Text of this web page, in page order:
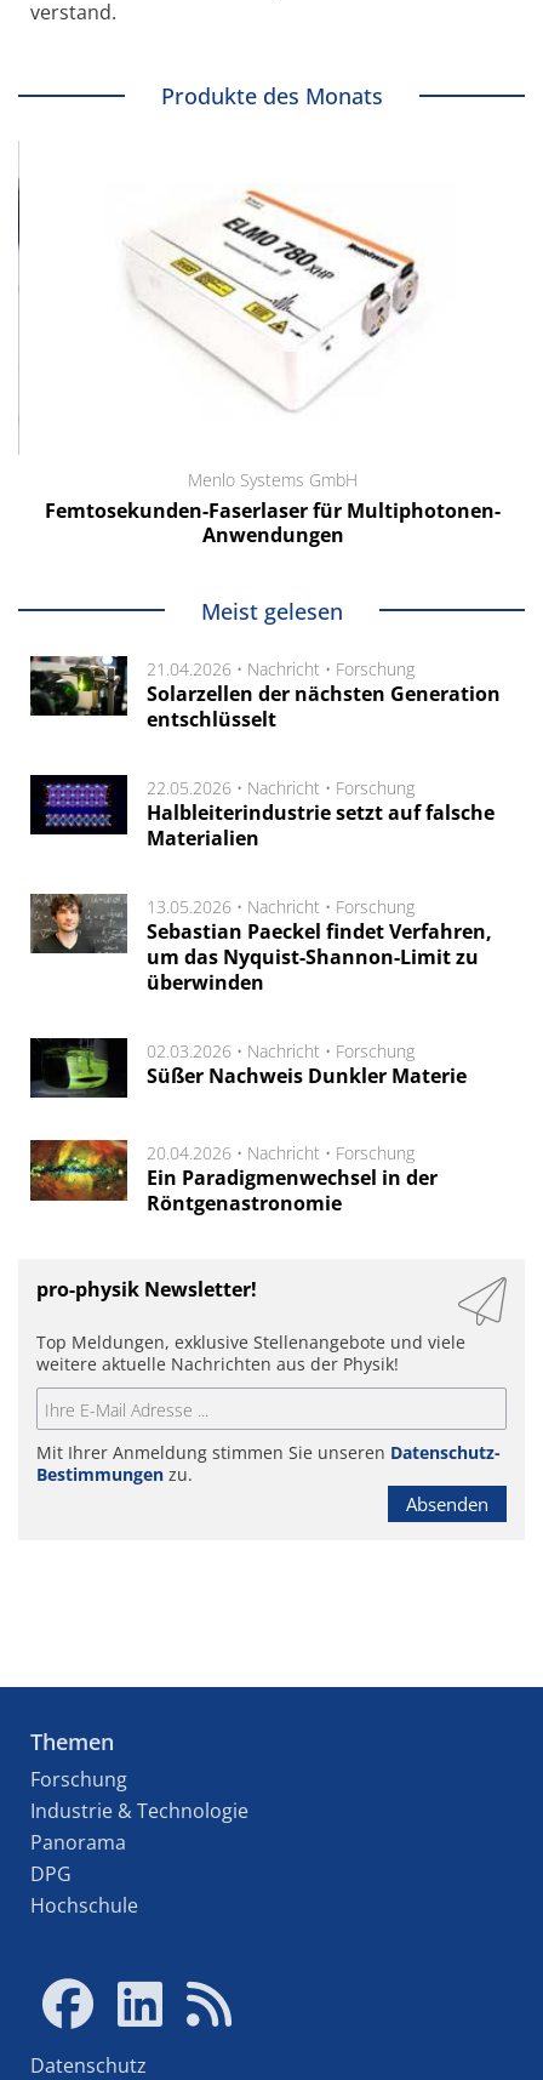
verstand.
Produkte des Monats
Menlo Systems GmbH
Femtosekunden-Faserlaser für Multiphotonen-
Anwendungen
Meist gelesen
21.04.2026 • Nachricht • Forschung
Solarzellen der nächsten Generation
entschlüsselt
22.05.2026 • Nachricht • Forschung
Halbleiterindustrie setzt auf falsche
Materialien
13.05.2026 • Nachricht • Forschung
Sebastian Paeckel findet Verfahren,
um das Nyquist-Shannon-Limit zu
überwinden
02.03.2026 • Nachricht • Forschung
Süßer Nachweis Dunkler Materie
20.04.2026 • Nachricht • Forschung
Ein Paradigmenwechsel in der
Röntgenastronomie
pro-physik Newsletter!
Top Meldungen, exklusive Stellenangebote und viele
weitere aktuelle Nachrichten aus der Physik!
Mit Ihrer Anmeldung stimmen Sie unseren Datenschutz-
Bestimmungen zu.
Absenden
Themen
Forschung
Industrie & Technologie
Panorama
DPG
Hochschule
Datenschutz